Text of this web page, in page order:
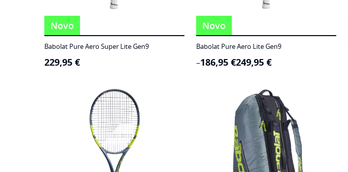
Novo
Babolat Pure Aero Super Lite Gen9
229,95 €
Novo
Babolat Pure Aero Lite Gen9
186,95€
– 249,95€
Price
range: